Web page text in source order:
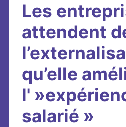
Les
attendent
qu’elle
l'
salarié »